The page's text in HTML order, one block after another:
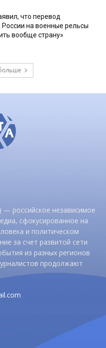
что перевод
России на военные рельсы
вообще страну»
— российское независимое
сфокусированное на
и политическом
за счет развитой сети
из разных регионов
продолжают